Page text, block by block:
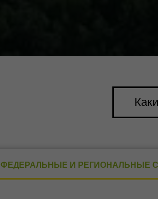
ФЕДЕРАЛЬНЫЕ И РЕГИОНАЛЬНЫЕ